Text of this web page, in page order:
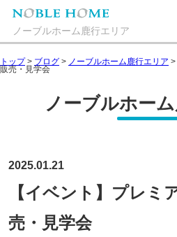
ノーブルホーム鹿行エリア
トップ> ブログ > ノーブルホーム鹿行エリア >
販売・見学会
ノーブルホー
2025.01.21
【イベント】プレミ
売・見学会